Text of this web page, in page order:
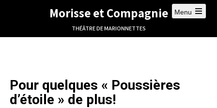
Morisse et Compagnie
THÉÂTRE DE MARIONNETTES
Menu
Pour quelques « Poussières
d’étoile » de plus!